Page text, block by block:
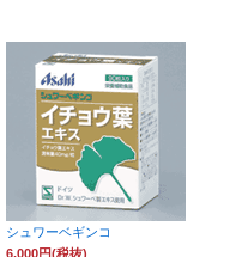
シュワーベギンコ
6,000円(税抜)